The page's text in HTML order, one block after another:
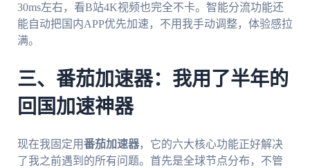
30ms左右，看B站4K视频也完全不卡。智能分流功能还
能自动把国内APP优先加速，不用我手动调整，体验感拉
满。
三、番茄加速器：我用了半年的
回国加速神器
现在我固定用番茄加速器，它的六大核心功能正好解决
了我之前遇到的所有问题。首先是全球节点分布，不管